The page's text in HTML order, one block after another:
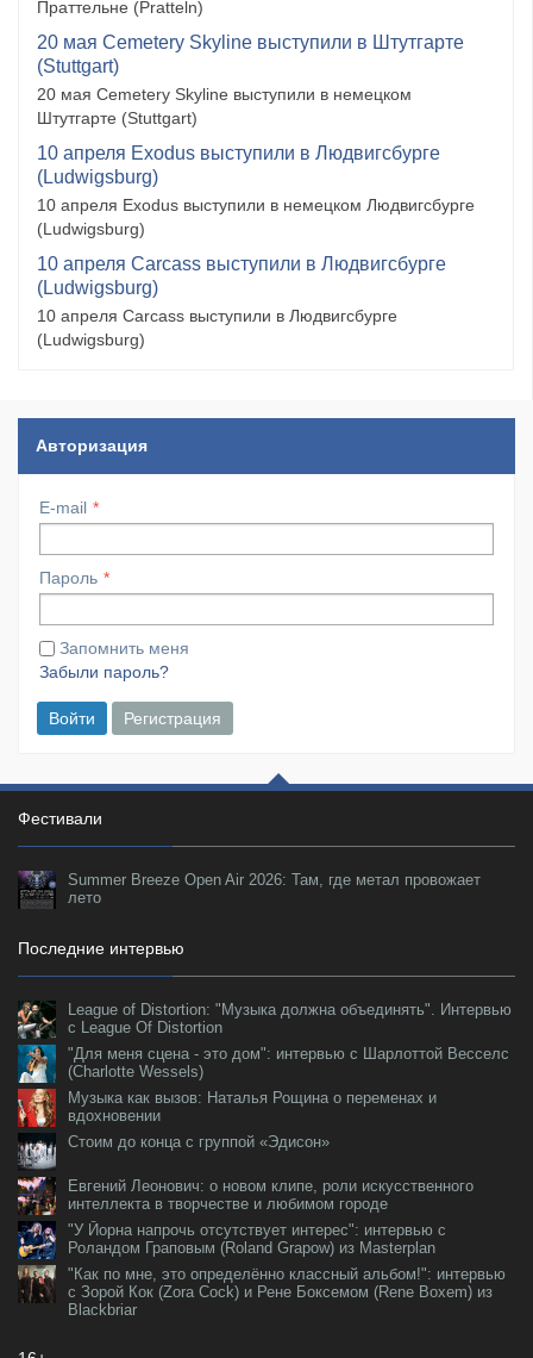
Праттельне (Pratteln)
20 мая Cemetery Skyline выступили в Штутгарте
(Stuttgart)
20 мая Cemetery Skyline выступили в немецком
Штутгарте (Stuttgart)
10 апреля Exodus выступили в Людвигсбурге
(Ludwigsburg)
10 апреля Exodus выступили в немецком Людвигсбурге
(Ludwigsburg)
10 апреля Carcass выступили в Людвигсбурге
(Ludwigsburg)
10 апреля Carcass выступили в Людвигсбурге
(Ludwigsburg)
Авторизация
E-mail
Пароль
Запомнить меня
Забыли пароль?
Войти Регистрация
Фестивали
Summer Breeze Open Air 2026: Там, где метал провожает
лето
Последние интервью
League of Distortion: "Музыка должна объединять". Интервью
с League Of Distortion
"Для меня сцена - это дом": интервью с Шарлоттой Весселс
(Charlotte Wessels)
Музыка как вызов: Наталья Рощина о переменах и
вдохновении
Стоим до конца с группой «Эдисон»
Евгений Леонович: о новом клипе, роли искусственного
интеллекта в творчестве и любимом городе
"У Йорна напрочь отсутствует интерес": интервью с
Роландом Граповым (Roland Grapow) из Masterplan
"Как по мне, это определённо классный альбом!": интервью
с Зорой Кок (Zora Cock) и Рене Боксемом (Rene Boxem) из
Blackbriar